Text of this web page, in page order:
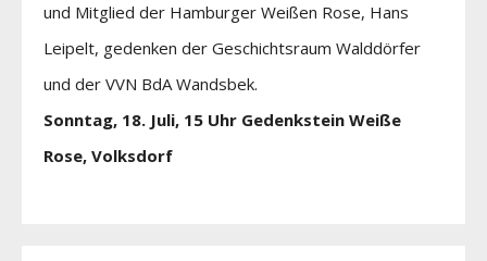
und Mitglied der Hamburger Weißen Rose, Hans
Leipelt, gedenken der Geschichtsraum Walddörfer
und der VVN BdA Wandsbek.
Sonntag, 18. Juli, 15 Uhr Gedenkstein Weiße
Rose, Volksdorf